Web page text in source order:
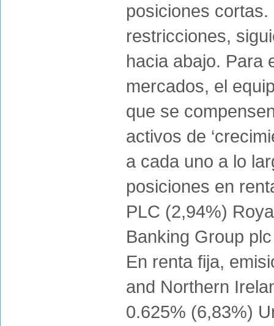
posiciones
restricciones,
hacia abajo. Para
mercados, el
que se
activos de
a cada uno a lo
posiciones en
PLC (2,94%)
Banking Group
En renta fija,
and Northern
0.625% (6,83%)